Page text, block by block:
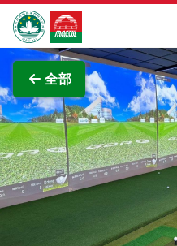
跳至主内容
澳門特別行政區政府旅遊局
全部